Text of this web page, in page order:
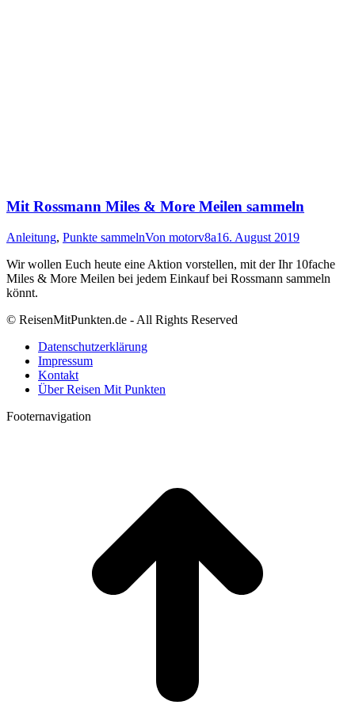
Mit Rossmann Miles & More Meilen sammeln
Anleitung, Punkte sammelnVon motorv8a16. August 2019
Wir wollen Euch heute eine Aktion vorstellen, mit der Ihr 10fache
Miles & More Meilen bei jedem Einkauf bei Rossmann sammeln
könnt.
© ReisenMitPunkten.de - All Rights Reserved
Datenschutzerklärung
Impressum
Kontakt
Über Reisen Mit Punkten
Footernavigation